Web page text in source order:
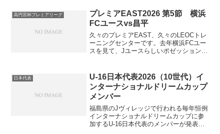
加登録されたうちの2人が1年生でした
（MF山縣優翔...
高円宮杯プレミアリーグ
プレミアEAST2026 第5節 横浜
FCユースvs昌平
久々のプレミアEAST、久々のLEOCトレ
ーニングセンターです。去年横浜FCユー
スを見て、Jユースらしいポゼッションを
選抜や世代別代表を多く抱えており一度
見てみたかった...
日本代表
U-16日本代表2026（10世代）イ
ンターナショナルドリームカップ
メンバー
福島県のJヴィレッジで行われる毎年恒例
インターナショナルドリームカップに参
加するU-16日本代表のメンバーが発表さ